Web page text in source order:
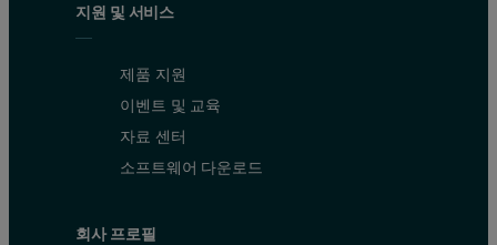
지원 및 서비스
제품 지원
이벤트 및 교육
자료 센터
소프트웨어 다운로드
회사 프로필